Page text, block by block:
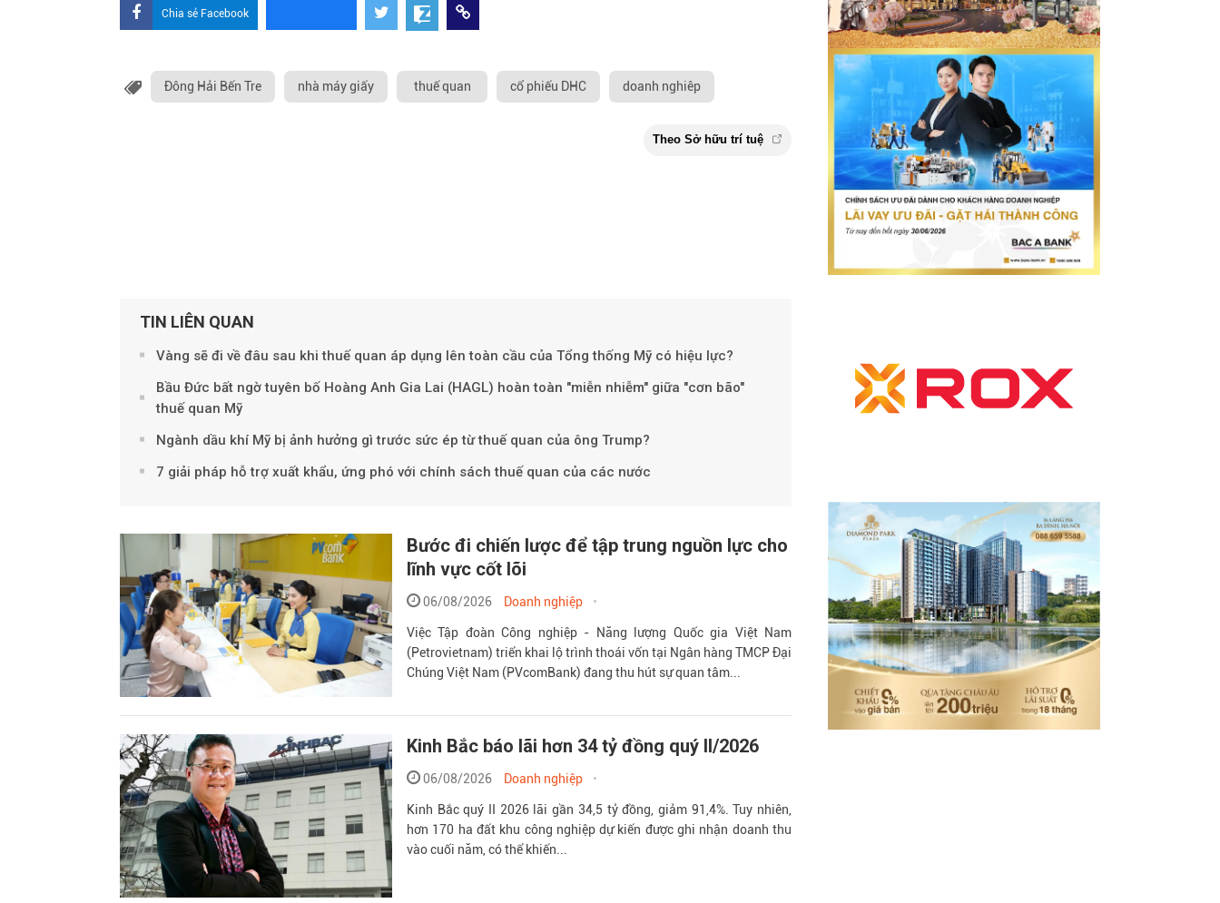
Chia sẻ Facebook
Đông Hải Bến Tre nhà máy giấy thuế quan cổ phiếu DHC doanh nghiêp
TIN LIÊN QUAN
Vàng sẽ đi về đâu sau khi thuế quan áp dụng lên toàn cầu của Tổng thống Mỹ có hiệu lực?
Bầu Đức bất ngờ tuyên bố Hoàng Anh Gia Lai (HAGL) hoàn toàn "miễn nhiễm" giữa "cơn bão"
thuế quan Mỹ
Ngành dầu khí Mỹ bị ảnh hưởng gì trước sức ép từ thuế quan của ông Trump?
7 giải pháp hỗ trợ xuất khẩu, ứng phó với chính sách thuế quan của các nước
Bước đi chiến lược để tập trung nguồn lực cho
lĩnh vực cốt lõi
06/08/2026 Doanh nghiệp
Việc Tập đoàn Công nghiệp - Năng lượng Quốc gia Việt Nam
(Petrovietnam) triển khai lộ trình thoái vốn tại Ngân hàng TMCP Đại
Chúng Việt Nam (PVcomBank) đang thu hút sự quan tâm...
Kinh Bắc báo lãi hơn 34 tỷ đồng quý II/2026
06/08/2026 Doanh nghiệp
Kinh Bắc quý II 2026 lãi gần 34,5 tỷ đồng, giảm 91,4%. Tuy nhiên,
hơn 170 ha đất khu công nghiệp dự kiến được ghi nhận doanh thu
vào cuối năm, có thể khiến...